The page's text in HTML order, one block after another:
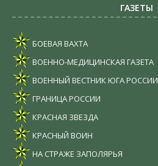
ГАЗЕТЫ
БОЕВАЯ ВАХТА
ВОЕННО-МЕДИЦИНСКАЯ ГАЗЕТА
ВОЕННЫЙ ВЕСТНИК ЮГА РОССИИ
ГРАНИЦА РОССИИ
КРАСНАЯ ЗВЕЗДА
КРАСНЫЙ ВОИН
НА СТРАЖЕ ЗАПОЛЯРЬЯ